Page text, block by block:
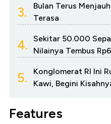
3.
Bulan Terus
Terasa
4.
Sekitar 50.000
Nilainya Tembus
5.
Konglomerat RI Ini
Kawi, Begini
Features